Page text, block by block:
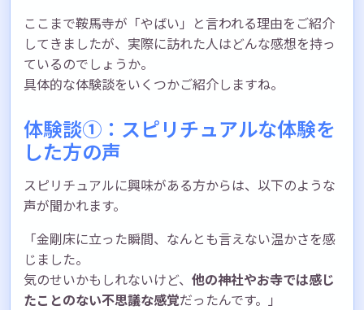
ここまで鞍馬寺が「やばい」と言われる理由をご紹介
してきましたが、実際に訪れた人はどんな感想を持っ
ているのでしょうか。
具体的な体験談をいくつかご紹介しますね。
体験談①：スピリチュアルな体験を
した方の声
スピリチュアルに興味がある方からは、以下のような
声が聞かれます。
「金剛床に立った瞬間、なんとも言えない温かさを感
じました。
気のせいかもしれないけど、 他の神社やお寺では感じ
たことのない不思議な感覚だったんです。」